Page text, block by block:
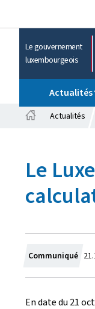
Le gouvernement
luxembourgeois
Actualités
u
e
l
Actualités
Le
Communiqué C
r
é
En date du 21